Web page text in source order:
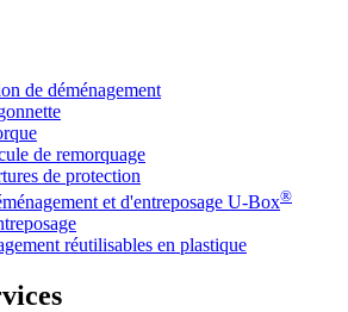
de déménagement
de remorquage
de protection
et d'entreposage U-Box®
réutilisables en plastique